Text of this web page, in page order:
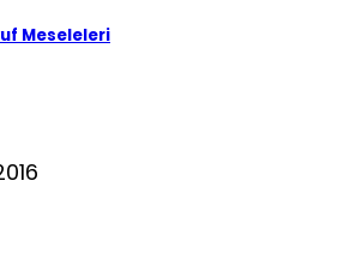
Meseleleri